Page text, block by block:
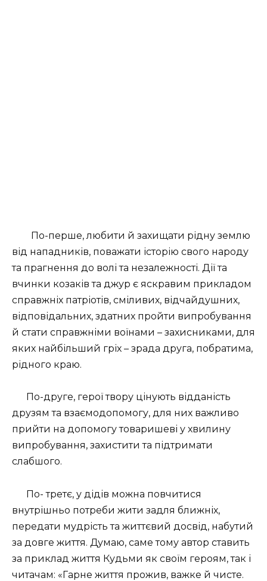
По-перше, любити й захищати рідну землю
від нападників, поважати історію свого народу
та прагнення до волі та незалежності. Дії та
вчинки козаків та джур є яскравим прикладом
справжніх патріотів, сміливих, відчайдушних,
відповідальних, здатних пройти випробування
й стати справжніми воїнами – захисниками, для
яких найбільший гріх – зрада друга, побратима,
рідного краю.
По-друге, герої твору цінують відданість
друзям та взаємодопомогу, для них важливо
прийти на допомогу товаришеві у хвилину
випробування, захистити та підтримати
слабшого.
По- третє, у дідів можна повчитися
внутрішньо потреби жити задля ближніх,
передати мудрість та життєвий досвід, набутий
за довге життя. Думаю, саме тому автор ставить
за приклад життя Кудьми як своїм героям, так і
читачам: «Гарне життя прожив, важке й чисте.